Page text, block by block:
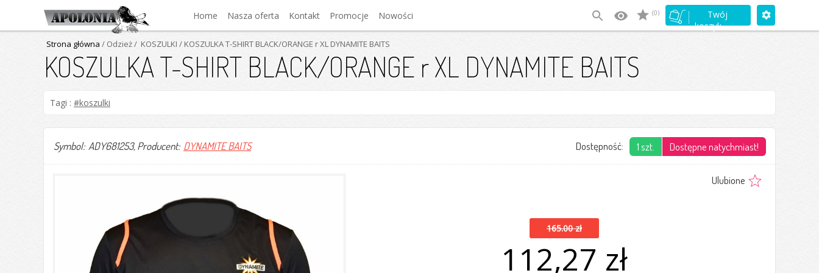
Home Nasza oferta Kontakt Promocje Nowości (0)
Twój
koszyk
Strona główna / Odzież/ KOSZULKI / KOSZULKA T-SHIRT BLACK/ORANGE r XL DYNAMITE BAITS
KOSZULKA T-SHIRT BLACK/ORANGE r XL DYNAMITE BAITS
Tagi : #koszulki
Symbol: ADY681253, Producent: DYNAMITE BAITS Dostępność: 1 szt. Dostępne natychmiast!
Ulubione
165.00 zł
112,27 zł